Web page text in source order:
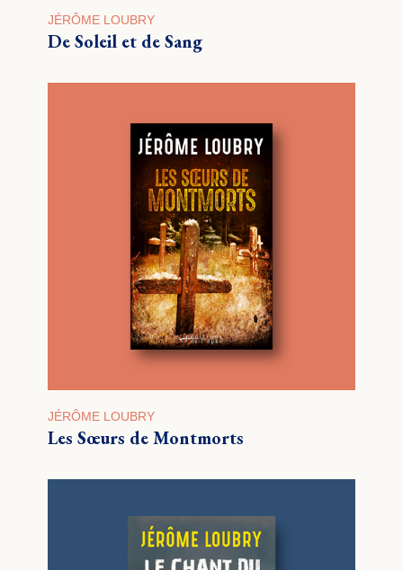
JÉRÔME LOUBRY
De Soleil et de Sang
JÉRÔME LOUBRY
Les Sœurs de Montmorts